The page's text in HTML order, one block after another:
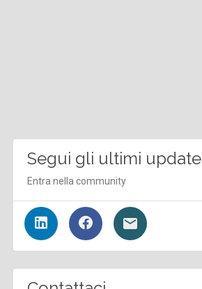
Segui gli ultimi update
Entra nella community